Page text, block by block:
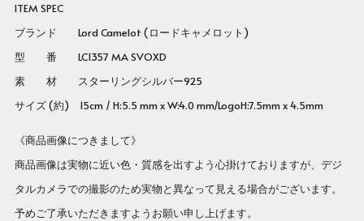
ITEM SPEC
ブランド Lord Camelot (ロードキャメロット)
型 番 LC1357 MA SVOXD
素 材 スターリングシルバー925
サイズ (約) 15cm / H:5.5 mm x W:4.0 mm/LogoH:7.5mm x 4.5mm
《商品画像につきまして》
商品画像は実物に近い色・質感を出すよう心掛けておりますが、デジ
タルカメラでの撮影のため実物と異なって見える場合がございます。
予めご了承いただきますようお願い申し上げます。